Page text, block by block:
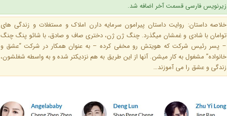
زیرنویس فارسی قسمت آخر اضافه شد.
خلاصه داستان: روایت داستان پیرامون سرمایه دارن املاک و مستغلات و زندگی های
توامان با شادی و غمشان میگذرد. چنگ ژن ژن، دختری صاف و صادق، با شائو پنگ چنگ
– پسر رئیس شرکت که هویتش رو مخفی کرده – به عنوان همکار در شرکت “عشق و
خانواده” مشغول به کار میشن. آنها از این طریق به هم نزدیکتر شده و به واسطه شغلشون،
زندگی و عشق را می آموزند…